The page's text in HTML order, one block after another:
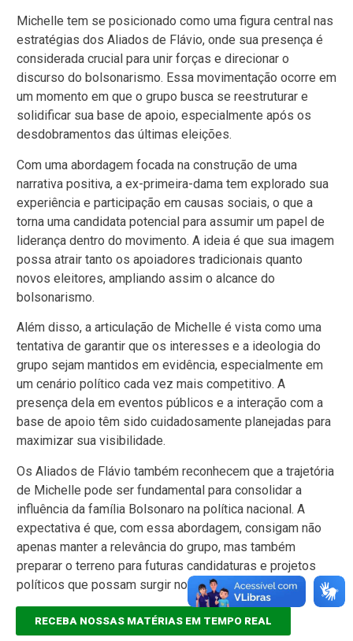
Michelle tem se posicionado como uma figura central nas
estratégias dos Aliados de Flávio, onde sua presença é
considerada crucial para unir forças e direcionar o
discurso do bolsonarismo. Essa movimentação ocorre em
um momento em que o grupo busca se reestruturar e
solidificar sua base de apoio, especialmente após os
desdobramentos das últimas eleições.
Com uma abordagem focada na construção de uma
narrativa positiva, a ex-primeira-dama tem explorado sua
experiência e participação em causas sociais, o que a
torna uma candidata potencial para assumir um papel de
liderança dentro do movimento. A ideia é que sua imagem
possa atrair tanto os apoiadores tradicionais quanto
novos eleitores, ampliando assim o alcance do
bolsonarismo.
Além disso, a articulação de Michelle é vista como uma
tentativa de garantir que os interesses e a ideologia do
grupo sejam mantidos em evidência, especialmente em
um cenário político cada vez mais competitivo. A
presença dela em eventos públicos e a interação com a
base de apoio têm sido cuidadosamente planejadas para
maximizar sua visibilidade.
Os Aliados de Flávio também reconhecem que a trajetória
de Michelle pode ser fundamental para consolidar a
influência da família Bolsonaro na política nacional. A
expectativa é que, com essa abordagem, consigam não
apenas manter a relevância do grupo, mas também
preparar o terreno para futuras candidaturas e projetos
políticos que possam surgir nos próximos anos.
RECEBA NOSSAS MATÉRIAS EM TEMPO REAL